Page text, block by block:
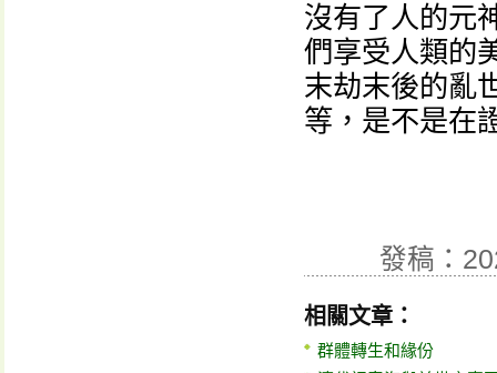
沒有了人的元
們享受人類的
末劫末後的亂
等，是不是在
發稿：
相關文章：
群體轉生和緣份